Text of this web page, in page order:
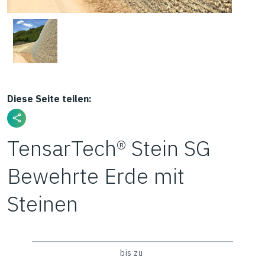
Diese Seite teilen:
TensarTech® Stein SG
Bewehrte Erde mit
Steinen
bis zu